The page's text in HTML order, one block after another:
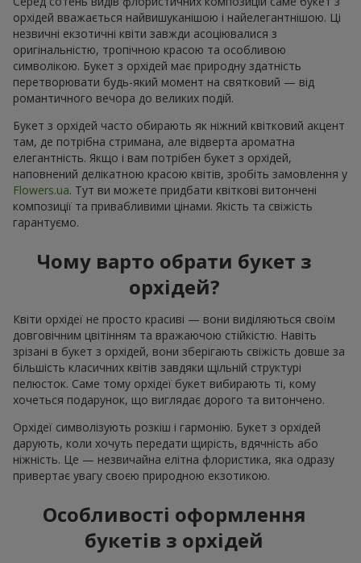
орхідей вважається найвишуканішою і найелегантнішою. Ці
незвичні екзотичні квіти завжди асоціювалися з
оригінальністю, тропічною красою та особливою
символікою. Букет з орхідей має природну здатність
перетворювати будь-який момент на святковий — від
романтичного вечора до великих подій.
Букет з орхідей часто обирають як ніжний квітковий акцент
там, де потрібна стримана, але відверта ароматна
елегантність. Якщо і вам потрібен букет з орхідей,
наповнений делікатною красою квітів, зробіть замовлення у
Flowers.ua. Тут ви можете придбати квіткові витончені
композиції та привабливими цінами. Якість та свіжість
гарантуємо.
Чому варто обрати букет з
орхідей?
Квіти орхідеї не просто красиві — вони виділяються своїм
довговічним цвітінням та вражаючою стійкістю. Навіть
зрізані в букет з орхідей, вони зберігають свіжість довше за
більшість класичних квітів завдяки щільній структурі
пелюсток. Саме тому орхідеї букет вибирають ті, кому
хочеться подарунок, що виглядає дорого та витончено.
Орхідеї символізують розкіш і гармонію. Букет з орхідей
дарують, коли хочуть передати щирість, вдячність або
ніжність. Це — незвичайна елітна флористика, яка одразу
привертає увагу своєю природною екзотикою.
Особливості оформлення
букетів з орхідей